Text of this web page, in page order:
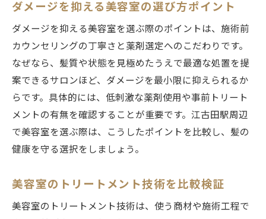
ダメージを抑える美容室の選び方ポイント
ダメージを抑える美容室を選ぶ際のポイントは、施術前
カウンセリングの丁寧さと薬剤選定へのこだわりです。
なぜなら、髪質や状態を見極めたうえで最適な処置を提
案できるサロンほど、ダメージを最小限に抑えられるか
らです。具体的には、低刺激な薬剤使用や事前トリート
メントの有無を確認することが重要です。江古田駅周辺
で美容室を選ぶ際は、こうしたポイントを比較し、髪の
健康を守る選択をしましょう。
美容室のトリートメント技術を比較検証
美容室のトリートメント技術は、使う商材や施術工程で